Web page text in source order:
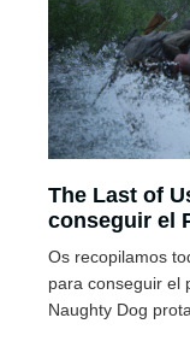
The Last of
conseguir el
Os recopilamos
para conseguir el
Naughty Dog